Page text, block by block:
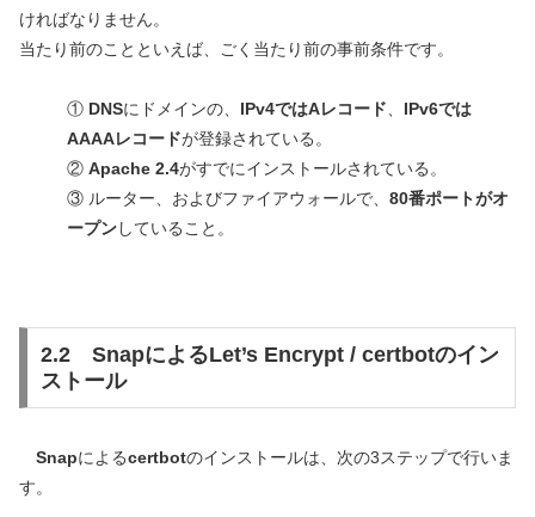
ければなりません。
当たり前のことといえば、ごく当たり前の事前条件です。
① DNSにドメインの、 IPv4ではAレコード
IPv6では
AAAAレコードが登録されている。
② Apache 2.4がすでにインストールされている。
③ ルーター、およびファイアウォールで、 80番ポートがオ
ープンしていること。
2.2 SnapによるLet’s Encrypt / certbotのイン
ストール
Snapによるcertbotのインストールは、次の3ステップで行いま
す。